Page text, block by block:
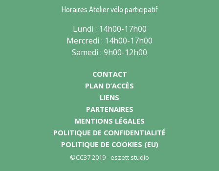
Horaires Atelier vélo participatif
Lundi : 14h00-17h00
Mercredi : 14h00-17h00
Samedi : 9h00-12h00
CONTACT
PLAN D’ACCÈS
LIENS
PARTENAIRES
MENTIONS LÉGALES
POLITIQUE DE CONFIDENTIALITÉ
POLITIQUE DE COOKIES (EU)
©CC37 2019 - eszett studio